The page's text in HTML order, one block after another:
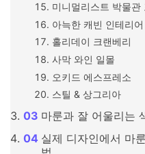
미니멀리스트 박물관
아늑한 캐빈 인테리어
홀리데이 크랜베리
사막 와인 일몰
오키드 에스프레소
스틸 & 상그리아
마룬과 잘 어울리는
실제 디자인에서 마